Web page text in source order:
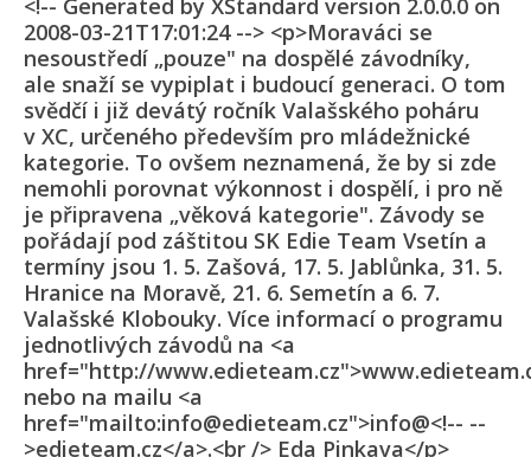
<!-- Generated by XStandard version 2.0.0.0 on
2008-03-21T17:01:24 --> <p>Moraváci se
nesoustředí „pouze" na dospělé závodníky,
ale snaží se vypiplat i budoucí generaci. O tom
svědčí i již devátý ročník Valašského poháru
v XC, určeného především pro mládežnické
kategorie. To ovšem neznamená, že by si zde
nemohli porovnat výkonnost i dospělí, i pro ně
je připravena „věková kategorie". Závody se
pořádají pod záštitou SK Edie Team Vsetín a
termíny jsou 1. 5. Zašová, 17. 5. Jablůnka, 31. 5.
Hranice na Moravě, 21. 6. Semetín a 6. 7.
Valašské Klobouky. Více informací o programu
jednotlivých závodů na <a
href="http://
nebo na mailu <a
href="mailto:info@edieteam.cz">info@<!-- --
>edieteam.cz</a>.<br /> Eda Pinkava</p>